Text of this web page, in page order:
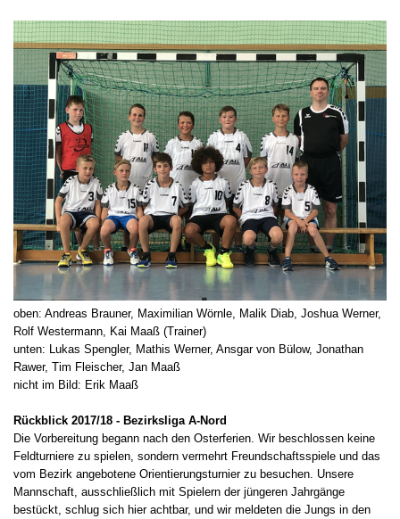
oben: Andreas Brauner, Maximilian Wörnle, Malik Diab, Joshua Werner,
Rolf Westermann, Kai Maaß (Trainer)
unten: Lukas Spengler, Mathis Werner, Ansgar von Bülow, Jonathan
Rawer, Tim Fleischer, Jan Maaß
nicht im Bild: Erik Maaß
Rückblick 2017/18 - Bezirksliga A-Nord
Die Vorbereitung begann nach den Osterferien. Wir beschlossen keine
Feldturniere zu spielen, sondern vermehrt Freundschaftsspiele und das
vom Bezirk angebotene Orientierungsturnier zu besuchen. Unsere
Mannschaft, ausschließlich mit Spielern der jüngeren Jahrgänge
bestückt, schlug sich hier achtbar, und wir meldeten die Jungs in den